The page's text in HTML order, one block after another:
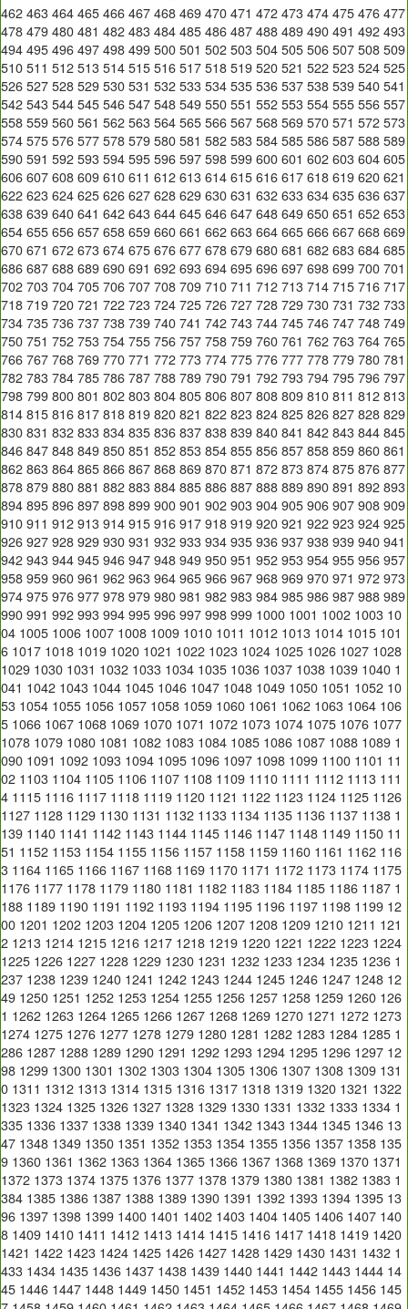
462 463 464 465 466 467 468 469 470 471 472 473 474 475 476 477
478 479 480 481 482 483 484 485 486 487 488 489 490 491 492 493
494 495 496 497 498 499 500 501 502 503 504 505 506 507 508 509
510 511 512 513 514 515 516 517 518 519 520 521 522 523 524 525
526 527 528 529 530 531 532 533 534 535 536 537 538 539 540 541
542 543 544 545 546 547 548 549 550 551 552 553 554 555 556 557
558 559 560 561 562 563 564 565 566 567 568 569 570 571 572 573
574 575 576 577 578 579 580 581 582 583 584 585 586 587 588 589
590 591 592 593 594 595 596 597 598 599 600 601 602 603 604 605
606 607 608 609 610 611 612 613 614 615 616 617 618 619 620 621
622 623 624 625 626 627 628 629 630 631 632 633 634 635 636 637
638 639 640 641 642 643 644 645 646 647 648 649 650 651 652 653
654 655 656 657 658 659 660 661 662 663 664 665 666 667 668 669
670 671 672 673 674 675 676 677 678 679 680 681 682 683 684 685
686 687 688 689 690 691 692 693 694 695 696 697 698 699 700 701
702 703 704 705 706 707 708 709 710 711 712 713 714 715 716 717
718 719 720 721 722 723 724 725 726 727 728 729 730 731 732 733
734 735 736 737 738 739 740 741 742 743 744 745 746 747 748 749
750 751 752 753 754 755 756 757 758 759 760 761 762 763 764 765
766 767 768 769 770 771 772 773 774 775 776 777 778 779 780 781
782 783 784 785 786 787 788 789 790 791 792 793 794 795 796 797
798 799 800 801 802 803 804 805 806 807 808 809 810 811 812 813
814 815 816 817 818 819 820 821 822 823 824 825 826 827 828 829
830 831 832 833 834 835 836 837 838 839 840 841 842 843 844 845
846 847 848 849 850 851 852 853 854 855 856 857 858 859 860 861
862 863 864 865 866 867 868 869 870 871 872 873 874 875 876 877
878 879 880 881 882 883 884 885 886 887 888 889 890 891 892 893
894 895 896 897 898 899 900 901 902 903 904 905 906 907 908 909
910 911 912 913 914 915 916 917 918 919 920 921 922 923 924 925
926 927 928 929 930 931 932 933 934 935 936 937 938 939 940 941
942 943 944 945 946 947 948 949 950 951 952 953 954 955 956 957
958 959 960 961 962 963 964 965 966 967 968 969 970 971 972 973
974 975 976 977 978 979 980 981 982 983 984 985 986 987 988 989
990 991 992 993 994 995 996 997 998 999 1000 1001 1002 1003 10
04 1005 1006 1007 1008 1009 1010 1011 1012 1013 1014 1015 101
6 1017 1018 1019 1020 1021 1022 1023 1024 1025 1026 1027 1028
1029 1030 1031 1032 1033 1034 1035 1036 1037 1038 1039 1040 1
041 1042 1043 1044 1045 1046 1047 1048 1049 1050 1051 1052 10
53 1054 1055 1056 1057 1058 1059 1060 1061 1062 1063 1064 106
5 1066 1067 1068 1069 1070 1071 1072 1073 1074 1075 1076 1077
1078 1079 1080 1081 1082 1083 1084 1085 1086 1087 1088 1089 1
090 1091 1092 1093 1094 1095 1096 1097 1098 1099 1100 1101 11
02 1103 1104 1105 1106 1107 1108 1109 1110 1111 1112 1113 111
4 1115 1116 1117 1118 1119 1120 1121 1122 1123 1124 1125 1126
1127 1128 1129 1130 1131 1132 1133 1134 1135 1136 1137 1138 1
139 1140 1141 1142 1143 1144 1145 1146 1147 1148 1149 1150 11
51 1152 1153 1154 1155 1156 1157 1158 1159 1160 1161 1162 116
3 1164 1165 1166 1167 1168 1169 1170 1171 1172 1173 1174 1175
1176 1177 1178 1179 1180 1181 1182 1183 1184 1185 1186 1187 1
188 1189 1190 1191 1192 1193 1194 1195 1196 1197 1198 1199 12
00 1201 1202 1203 1204 1205 1206 1207 1208 1209 1210 1211 121
2 1213 1214 1215 1216 1217 1218 1219 1220 1221 1222 1223 1224
1225 1226 1227 1228 1229 1230 1231 1232 1233 1234 1235 1236 1
237 1238 1239 1240 1241 1242 1243 1244 1245 1246 1247 1248 12
49 1250 1251 1252 1253 1254 1255 1256 1257 1258 1259 1260 126
1 1262 1263 1264 1265 1266 1267 1268 1269 1270 1271 1272 1273
1274 1275 1276 1277 1278 1279 1280 1281 1282 1283 1284 1285 1
286 1287 1288 1289 1290 1291 1292 1293 1294 1295 1296 1297 12
98 1299 1300 1301 1302 1303 1304 1305 1306 1307 1308 1309 131
0 1311 1312 1313 1314 1315 1316 1317 1318 1319 1320 1321 1322
1323 1324 1325 1326 1327 1328 1329 1330 1331 1332 1333 1334 1
335 1336 1337 1338 1339 1340 1341 1342 1343 1344 1345 1346 13
47 1348 1349 1350 1351 1352 1353 1354 1355 1356 1357 1358 135
9 1360 1361 1362 1363 1364 1365 1366 1367 1368 1369 1370 1371
1372 1373 1374 1375 1376 1377 1378 1379 1380 1381 1382 1383 1
384 1385 1386 1387 1388 1389 1390 1391 1392 1393 1394 1395 13
96 1397 1398 1399 1400 1401 1402 1403 1404 1405 1406 1407 140
8 1409 1410 1411 1412 1413 1414 1415 1416 1417 1418 1419 1420
1421 1422 1423 1424 1425 1426 1427 1428 1429 1430 1431 1432 1
433 1434 1435 1436 1437 1438 1439 1440 1441 1442 1443 1444 14
45 1446 1447 1448 1449 1450 1451 1452 1453 1454 1455 1456 145